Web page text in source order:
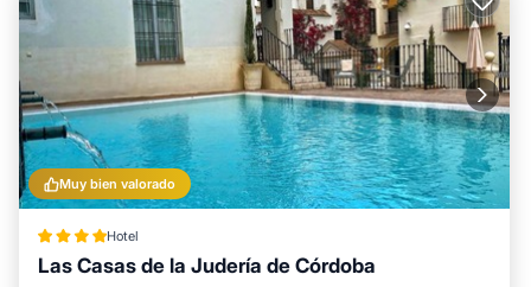
Muy bien valorado
Hotel
Las Casas de la Judería de Córdoba